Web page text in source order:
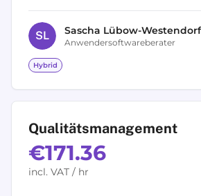
Software in Ihrem Unternehmen...
SL Sascha Lübow-Westendorf
Anwendersoftwareberater
Hybrid
Qualitätsmanagement
€171.36
incl. VAT / hr